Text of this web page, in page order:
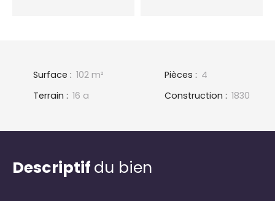
Surface : 102 m² Pièces : 4
Terrain : 16 a Construction : 1830
Descriptif du bien